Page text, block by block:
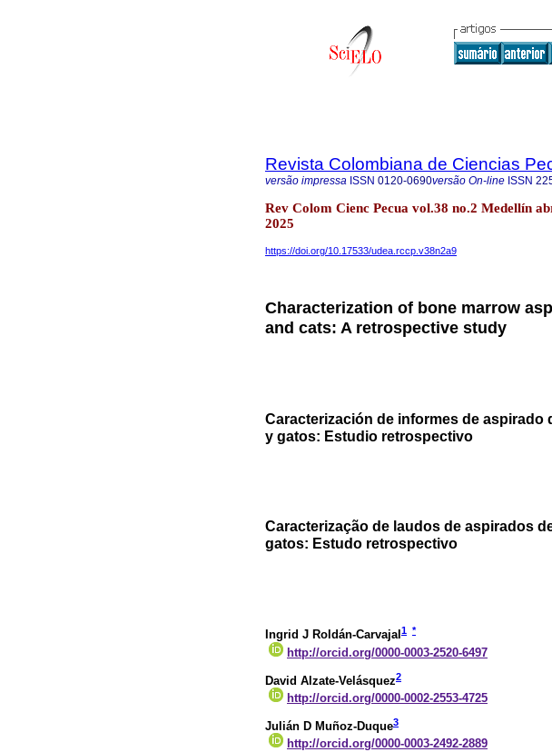
Revista Colombiana de Ciencias
versão impressa ISSN 0120-0690versão On-line ISSN
Rev Colom Cienc Pecua vol.38 no.2 Medellín
2025
https://doi.org/10.17533/udea.rccp.v38n2a9
Characterization of bone marrow
and cats: A retrospective study
Caracterización de informes de aspirado
y gatos: Estudio retrospectivo
Caracterização de laudos de aspirados
gatos: Estudo retrospectivo
Ingrid J Roldán-Carvajal 1 *
http://orcid.org/0000-0003-2520-6497
David Alzate-Velásquez2
http://orcid.org/0000-0002-2553-4725
Julián D Muñoz-Duque3
http://orcid.org/0000-0003-2492-2889